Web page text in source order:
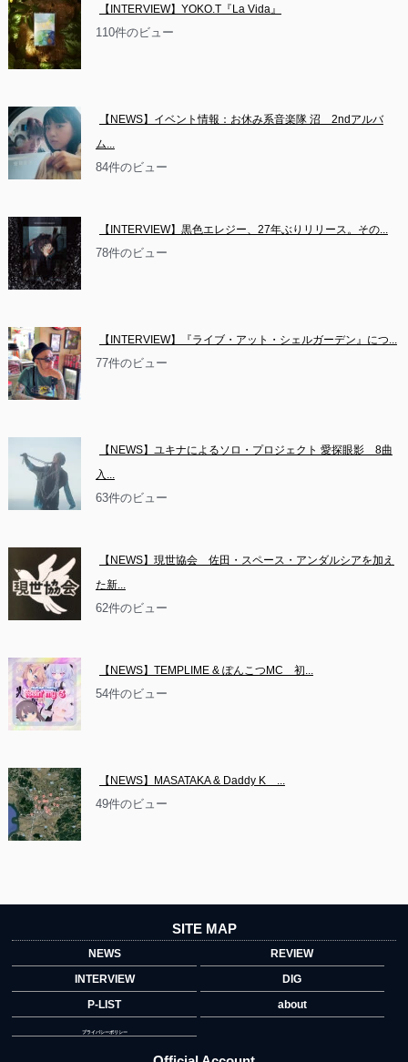
【INTERVIEW】YOKO.T『La Vida』
110件のビュー
【NEWS】イベント情報：お休み系音楽隊 沼　2ndアルバ
ム...
84件のビュー
【INTERVIEW】黒色エレジー、27年ぶりリリース。その...
78件のビュー
【INTERVIEW】『ライブ・アット・シェルガーデン』につ...
77件のビュー
【NEWS】ユキナによるソロ・プロジェクト 愛探眼影　8曲
入...
63件のビュー
【NEWS】現世協会　佐田・スペース・アンダルシアを加え
た新...
62件のビュー
【NEWS】TEMPLIME & ぽんこつMC　初...
54件のビュー
【NEWS】MASATAKA & Daddy K　...
49件のビュー
SITE MAP
NEWS
REVIEW
INTERVIEW
DIG
P-LIST
about
プライバシーポリシー